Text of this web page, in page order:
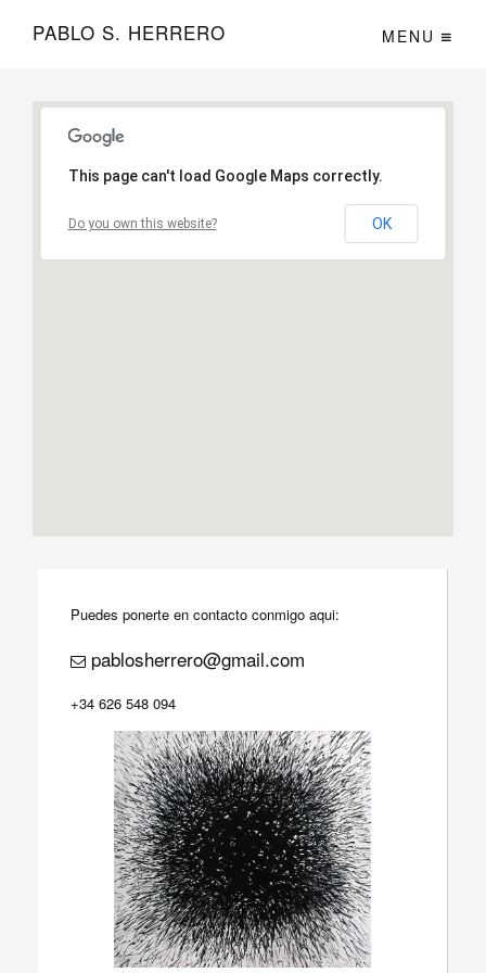
PABLO S. HERRERO MENU
This page can't load Google Maps correctly.
Do you own this website? OK
Puedes ponerte en contacto conmigo aqui:
pablosherrero@gmail.com
+34 626 548 094